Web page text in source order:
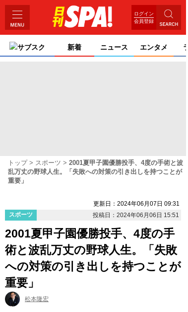
ログイン
会員登録
サブスク 新着 ニュース エンタメ
トップ スポーツ
2001夏甲子園優勝投手、4度の手術と波
乱万丈の野球人生。「失敗への対策の引き出しを持つことが
重要」
更新日：2024年06月07日 09:31
スポーツ
投稿日：2024年06月06日 15:51
2001夏甲子園優勝投手、4度の手
術と波乱万丈の野球人生。「失敗
への対策の引き出しを持つことが
重要」
松本隆宏